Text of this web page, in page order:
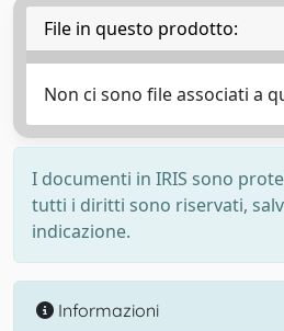
File in questo prodotto:
Non ci sono file associati a
I documenti in IRIS sono
tutti i diritti sono riservati,
indicazione.
Informazioni